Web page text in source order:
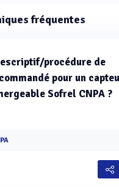
fréquentes
procédure de
pour un
Sofrel CNPA ?